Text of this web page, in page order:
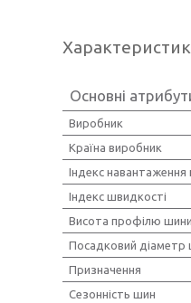
Основні
Виробник
Країна виробник
Індекс навантаження
Індекс швидкості
Висота профілю шини
Посадковий діаметр
Призначення
Сезонність шин